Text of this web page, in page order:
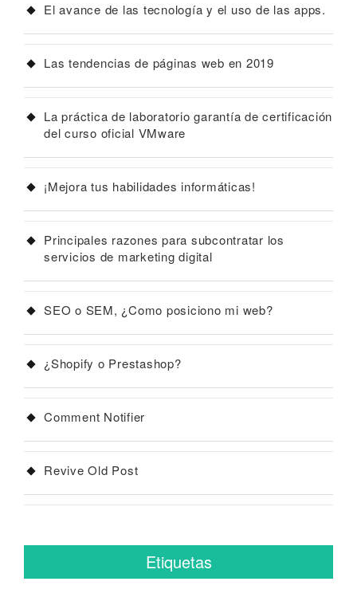
El avance de las tecnología y el uso de las apps.
Las tendencias de páginas web en 2019
La práctica de laboratorio garantía de certificación
del curso oficial VMware
¡Mejora tus habilidades informáticas!
Principales razones para subcontratar los
servicios de marketing digital
SEO o SEM, ¿Como posiciono mi web?
¿Shopify o Prestashop?
Comment Notifier
Revive Old Post
Etiquetas